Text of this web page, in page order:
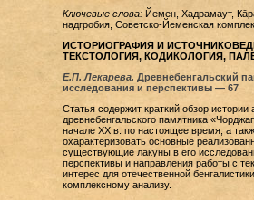
Ключевые слова: Йемен, Хадрамаут,
надгробия, Советско-Йеменская
ИСТОРИОГРАФИЯ И
ТЕКСТОЛОГИЯ, КОДИКОЛОГИЯ,
Е.П. Лекарева. Древнебенгальский
исследования и перспективы — 67
Статья содержит краткий обзор истории
древнебенгальского памятника
начале XX в. по настоящее время, а
охарактеризовать основные
существующие лакуны в его
перспективы и направления работы с
интерес для отечественной
комплексному анализу.